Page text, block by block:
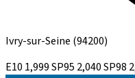
Ivry-sur-Seine (94200)
E10 1,999SP95 2,040SP98